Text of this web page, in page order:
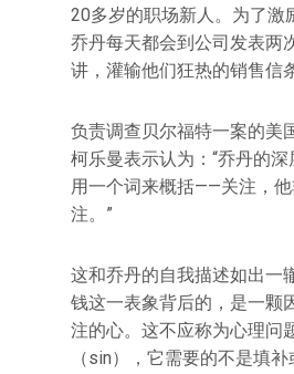
20多岁的职场新人。为了激
乔丹每天都会到公司发表两
讲，灌输他们狂热的销售信
负责调查贝尔福特一案的美
柯乐曼表示认为：“乔丹的
用一个词来概括——关注，
注。”
这和乔丹的自我描述如出一
钱这一表象背后的，是一颗
注的心。这不应称为心理问
（sin），它需要的不是填